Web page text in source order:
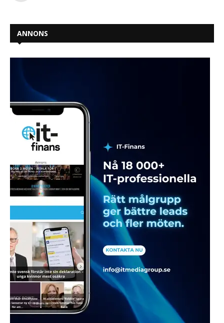
ANNONS